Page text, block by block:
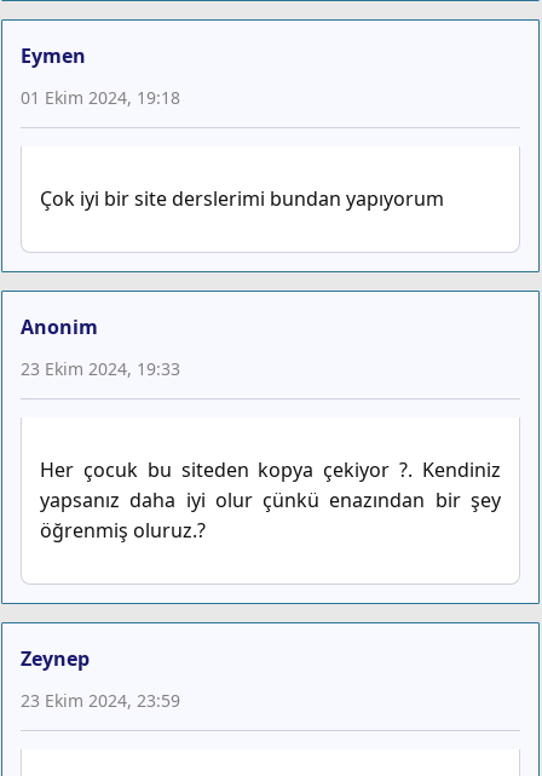
Eymen
01 Ekim 2024, 19:18
Çok iyi bir site derslerimi bundan yapıyorum
Anonim
23 Ekim 2024, 19:33
Her çocuk bu siteden kopya çekiyor ?. Kendiniz
yapsanız daha iyi olur çünkü enazından bir şey
öğrenmiş oluruz.?
Zeynep
23 Ekim 2024, 23:59